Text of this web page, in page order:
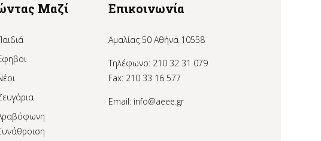
Μαζί Επικοινωνία
Αμαλίας 50 Αθήνα 10558
Τηλέφωνο: 210 32 31 079
Fax: 210 33 16 577
Email: info@aeee.gr